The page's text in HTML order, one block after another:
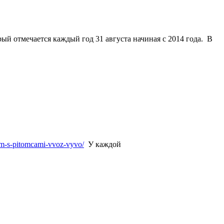
отмечается каждый год 31 августа начиная с 2014 года. В
s-pitomcami-vvoz-vyvo/У каждой